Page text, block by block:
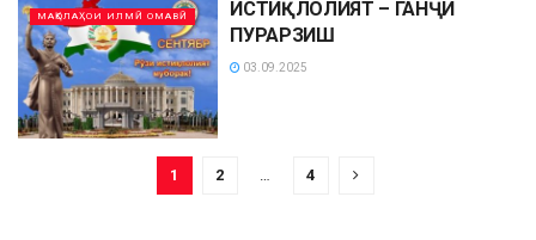
МАҚОЛАҲОИ ИЛМӢ ОМАВӢ
ИСТИҚЛОЛИЯТ – ГАНҶИ
ПУРАРЗИШ
03.09.2025
1 2 … 4